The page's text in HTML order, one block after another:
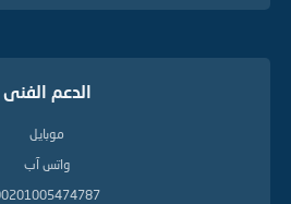
الدعم الفنى
موبايل
واتس آب